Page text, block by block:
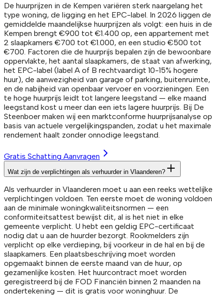
De huurprijzen in de Kempen variëren sterk naargelang het
type woning, de ligging en het EPC-label. In 2026 liggen de
gemiddelde maandelijkse huurprijzen als volgt: een huis in de
Kempen brengt €900 tot €1.400 op, een appartement met
2 slaapkamers €700 tot €1.000, en een studio €500 tot
€700. Factoren die de huurprijs bepalen zijn de bewoonbare
oppervlakte, het aantal slaapkamers, de staat van afwerking,
het EPC-label (label A of B rechtvaardigt 10-15% hogere
huur), de aanwezigheid van garage of parking, buitenruimte,
en de nabijheid van openbaar vervoer en voorzieningen. Een
te hoge huurprijs leidt tot langere leegstand — elke maand
leegstand kost u meer dan een iets lagere huurprijs. Bij De
Steenboer maken wij een marktconforme huurprijsanalyse op
basis van actuele vergelijkingspanden, zodat u het maximale
rendement haalt zonder onnodige leegstand.
Gratis Schatting Aanvragen
Wat zijn de verplichtingen als verhuurder in Vlaanderen?
Als verhuurder in Vlaanderen moet u aan een reeks wettelijke
verplichtingen voldoen. Ten eerste moet de woning voldoen
aan de minimale woningkwaliteitsnormen — een
conformiteitsattest bewijst dit, al is het niet in elke
gemeente verplicht. U hebt een geldig EPC-certificaat
nodig dat u aan de huurder bezorgt. Rookmelders zijn
verplicht op elke verdieping, bij voorkeur in de hal en bij de
slaapkamers. Een plaatsbeschrijving moet worden
opgemaakt binnen de eerste maand van de huur, op
gezamenlijke kosten. Het huurcontract moet worden
geregistreerd bij de FOD Financiën binnen 2 maanden na
ondertekening — dit is gratis voor woninghuur. De